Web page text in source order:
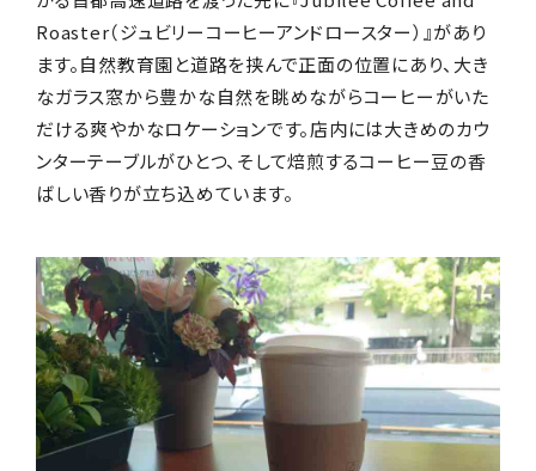
Roaster（ジュビリーコーヒーアンドロースター）』があり
ます。自然教育園と道路を挟んで正面の位置にあり、大き
なガラス窓から豊かな自然を眺めながらコーヒーがいた
だける爽やかなロケーションです。店内には大きめのカウ
ンターテーブルがひとつ、そして焙煎するコーヒー豆の香
ばしい香りが立ち込めています。